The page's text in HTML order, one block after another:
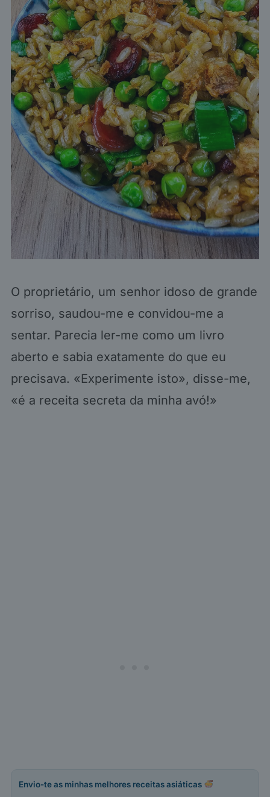
O proprietário, um senhor idoso de grande
sorriso, saudou-me e convidou-me a
sentar. Parecia ler-me como um livro
aberto e sabia exatamente do que eu
precisava. «Experimente isto», disse-me,
«é a receita secreta da minha avó!»
Envio-te as minhas melhores receitas asiáticas